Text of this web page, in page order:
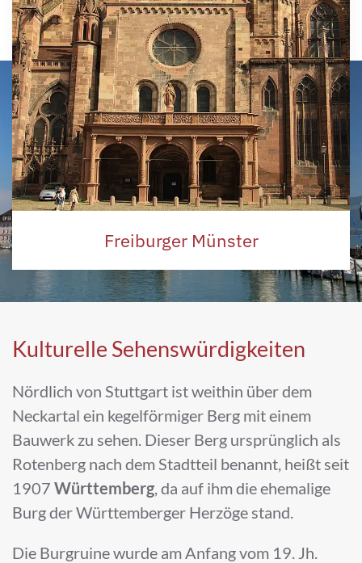
Freiburger Münster
Kulturelle Sehenswürdigkeiten
Nördlich von Stuttgart ist weithin über dem
Neckartal ein kegelförmiger Berg mit einem
Bauwerk zu sehen. Dieser Berg ursprünglich als
Rotenberg nach dem Stadtteil benannt, heißt seit
1907 Württemberg , da auf ihm die ehemalige
Burg der Württemberger Herzöge stand.
Die Burgruine wurde am Anfang vom 19. Jh.